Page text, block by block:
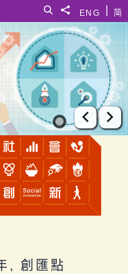
简
ENG
分享給
搜尋
上一張
下
, 創匯點